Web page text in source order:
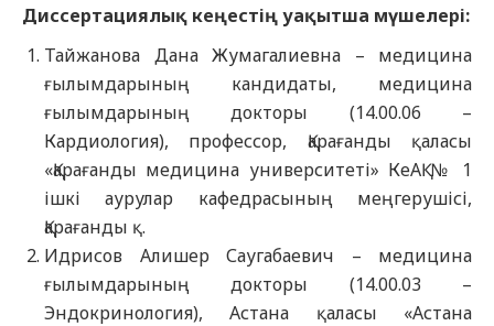
Диссертациялық кеңестің уақытша мүшелері:
Тайжанова Дана Жумагалиевна – медицина
ғылымдарының кандидаты, медицина
ғылымдарының докторы (14.00.06 –
Кардиология), профессор, Қарағанды қаласы
«Қарағанды медицина университеті» КеАҚ № 1
ішкі аурулар кафедрасының меңгерушісі,
Қарағанды қ.
Идрисов Алишер Саугабаевич – медицина
ғылымдарының докторы (14.00.03 –
Эндокринология), Астана қаласы «Астана